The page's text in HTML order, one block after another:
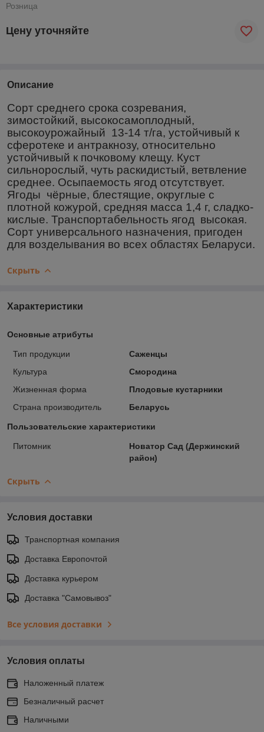
Розница
Цену уточняйте
Описание
Сорт среднего срока созревания,
зимостойкий, высокосамоплодный,
высокоурожайный 13-14 т/га, устойчивый к
сферотеке и антракнозу, относительно
устойчивый к почковому клещу. Куст
сильнорослый, чуть раскидистый, ветвление
среднее. Осыпаемость ягод отсутствует.
Ягоды чёрные, блестящие, округлые с
плотной кожурой, средняя масса 1,4 г, сладко-
кислые. Транспортабельность ягод высокая.
Сорт универсального назначения, пригоден
для возделывания во всех областях Беларуси.
Скрыть
Характеристики
Основные атрибуты
Тип продукции
Саженцы
Культура
Смородина
Жизненная форма
Плодовые кустарники
Страна производитель
Беларусь
Пользовательские характеристики
Питомник
Новатор Сад (Держинский
район)
Скрыть
Условия доставки
Транспортная компания
Доставка Европочтой
Доставка курьером
Доставка "Самовывоз"
Все условия доставки
Условия оплаты
Наложенный платеж
Безналичный расчет
Наличными